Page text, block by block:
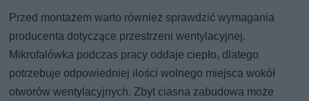
Przed montażem warto również sprawdzić wymagania
producenta dotyczące przestrzeni wentylacyjnej.
Mikrofalówka podczas pracy oddaje ciepło, dlatego
potrzebuje odpowiedniej ilości wolnego miejsca wokół
otworów wentylacyjnych. Zbyt ciasna zabudowa może